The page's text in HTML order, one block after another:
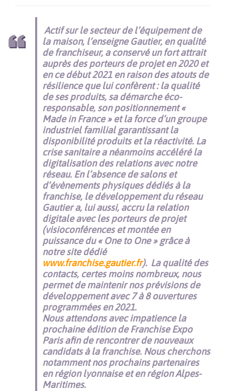
Actif sur le secteur de l’équipement de
la maison, l’enseigne Gautier, en qualité
de franchiseur, a conservé un fort attrait
auprès des porteurs de projet en 2020 et
en ce début 2021 en raison des atouts de
résilience que lui confèrent : la qualité
de ses produits, sa démarche éco-
responsable, son positionnement «
Made in France » et la force d’un groupe
industriel familial garantissant la
disponibilité produits et la réactivité. La
crise sanitaire a néanmoins accéléré la
digitalisation des relations avec notre
réseau. En l’absence de salons et
d’évènements physiques dédiés à la
franchise, le développement du réseau
Gautier a, lui aussi, accru la relation
digitale avec les porteurs de projet
(visioconférences et montée en
puissance du « One to One » grâce à
notre site dédié
www.franchise.gautier.fr). La qualité des
contacts, certes moins nombreux, nous
permet de maintenir nos prévisions de
développement avec 7 à 8 ouvertures
programmées en 2021.
Nous attendons avec impatience la
prochaine édition de Franchise Expo
Paris afin de rencontrer de nouveaux
candidats à la franchise. Nous cherchons
notamment nos prochains partenaires
en région lyonnaise et en région Alpes-
Maritimes.